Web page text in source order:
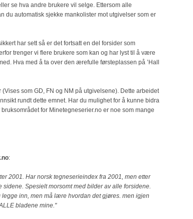
se hva andre brukere vil selge. Ettersom alle
du automatisk sjekke mankolister mot utgivelser som er
har sett så er det fortsatt en del forsider som
trenger vi flere brukere som kan og har lyst til å være
Hva med å ta over den ærefulle førsteplassen på ’Hall
som GD, FN og NM på utgivelsene). Dette arbeidet
rundt dette emnet. Har du mulighet for å kunne bidra
for Minetegneserier.no er noe som mange
:
2001. Har norsk tegneserieindex fra 2001, men etter
Spesielt morsomt med bilder av alle forsidene.
inn, men må lære hvordan det gjøres. men igjen
bladene mine."